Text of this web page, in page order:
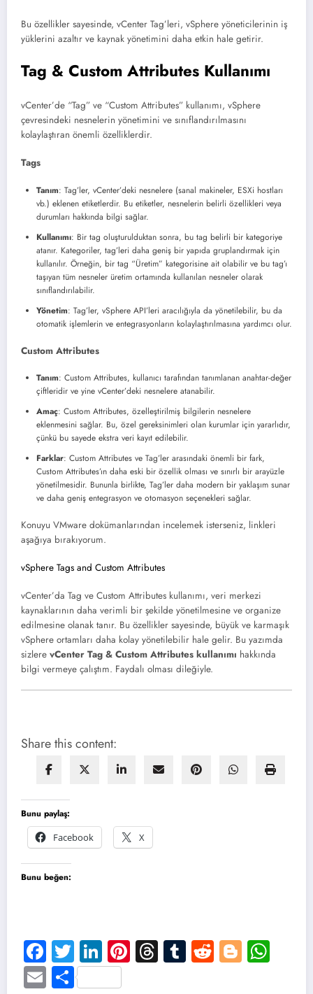
Bu özellikler sayesinde, vCenter Tag’leri, vSphere yöneticilerinin iş
yüklerini azaltır ve kaynak yönetimini daha etkin hale getirir.
Tag & Custom Attributes Kullanımı
vCenter’de “Tag” ve “Custom Attributes” kullanımı, vSphere
çevresindeki nesnelerin yönetimini ve sınıflandırılmasını
kolaylaştıran önemli özelliklerdir.
Tags
Tanım: Tag’ler, vCenter’deki nesnelere (sanal makineler, ESXi hostları
vb.) eklenen etiketlerdir. Bu etiketler, nesnelerin belirli özellikleri veya
durumları hakkında bilgi sağlar.
Kullanımı: Bir tag oluşturulduktan sonra, bu tag belirli bir kategoriye
atanır. Kategoriler, tag’leri daha geniş bir yapıda gruplandırmak için
kullanılır. Örneğin, bir tag “Üretim” kategorisine ait olabilir ve bu tag’ı
taşıyan tüm nesneler üretim ortamında kullanılan nesneler olarak
sınıflandırılabilir.
Yönetim: Tag’ler, vSphere API’leri aracılığıyla da yönetilebilir, bu da
otomatik işlemlerin ve entegrasyonların kolaylaştırılmasına yardımcı olu​​r.
Custom Attributes
Tanım: Custom Attributes, kullanıcı tarafından tanımlanan anahtar-değer
çiftleridir ve yine vCenter’deki nesnelere atanabilir.
Amaç: Custom Attributes, özelleştirilmiş bilgilerin nesnelere
eklenmesini sağlar. Bu, özel gereksinimleri olan kurumlar için yararlıdır,
çünkü bu sayede ekstra veri kayıt edilebilir.
Farklar: Custom Attributes ve Tag’ler arasındaki önemli bir fark,
Custom Attributes’ın daha eski bir özellik olması ve sınırlı bir arayüzle
yönetilmesidir. Bununla birlikte, Tag’ler daha modern bir yaklaşım sunar
ve daha geniş entegrasyon ve otomasyon seçenekleri sağla​​r.
Konuyu VMware dokümanlarından incelemek isterseniz, linkleri
aşağıya bırakıyorum.
vSphere Tags and Custom Attributes
vCenter’da Tag ve Custom Attributes kullanımı, veri merkezi
kaynaklarının daha verimli bir şekilde yönetilmesine ve organize
edilmesine olanak tanır. Bu özellikler sayesinde, büyük ve karmaşık
vSphere ortamları daha kolay yönetilebilir hale gelir. Bu yazımda
sizlere vCenter Tag & Custom Attributes kullanımı hakkında
bilgi vermeye çalıştım. Faydalı olması dileğiyle.
Share this content:
Bunu paylaş:
Facebook
X
Bunu beğen:
Facebook
TwitterLinkedIn
Pinterest
Threads
Tumblr
Reddit
EmailShare